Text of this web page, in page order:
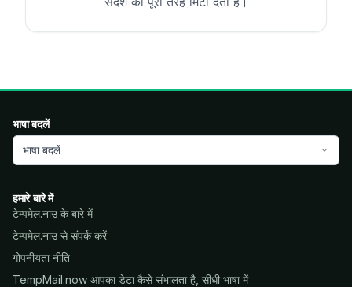
भाषा बदलें
भाषा बदलें
हमारे बारे में
टेम्पमेल.नाउ के बारे में
टेम्पमेल.नाउ से संपर्क करें
गोपनीयता नीति
TempMail.now आपका डेटा कैसे संभालता है, सीधी भाषा में